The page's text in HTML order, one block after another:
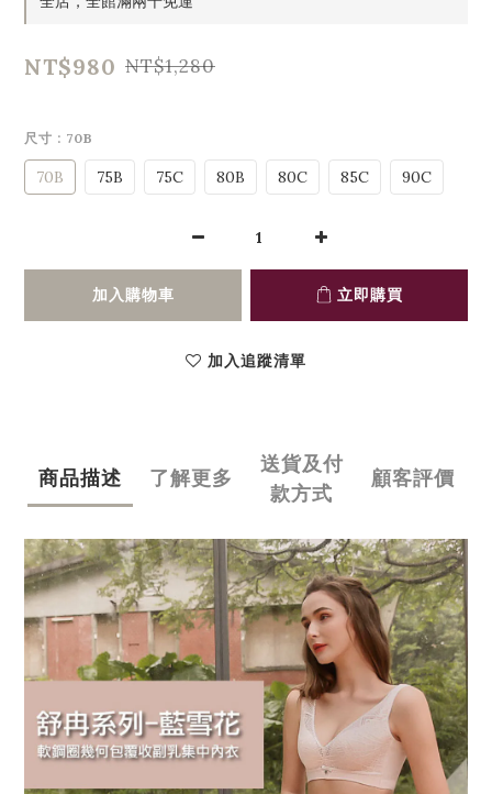
NT$980 NT$1,280
尺寸 : 70B
70B 75B 75C 80B 80C 85C 90C
加入購物車 立即購買
加入追蹤清單
商品描述 了解更多
送貨及付
款方式
顧客評價